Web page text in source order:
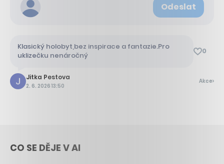
Odeslat
Klasický holobyt,bez inspirace a fantazie.Pro
uklizečku nenáročný
0
Jitka Pestova
2. 6. 2026 13:50
Akce
CO SE DĚJE V AI